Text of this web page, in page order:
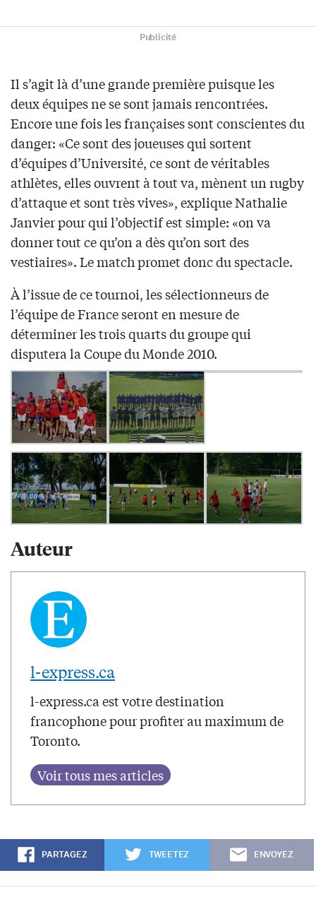
Publicité
Il s’agit là d’une grande première puisque les
deux équipes ne se sont jamais rencontrées.
Encore une fois les françaises sont conscientes du
danger: «Ce sont des joueuses qui sortent
d’équipes d’Université, ce sont de véritables
athlètes, elles ouvrent à tout va, mènent un rugby
d’attaque et sont très vives», explique Nathalie
Janvier pour qui l’objectif est simple: «on va
donner tout ce qu’on a dès qu’on sort des
vestiaires». Le match promet donc du spectacle.
À l’issue de ce tournoi, les sélectionneurs de
l’équipe de France seront en mesure de
déterminer les trois quarts du groupe qui
disputera la Coupe du Monde 2010.
Auteur
l-express.ca
l-express.ca est votre destination
francophone pour profiter au maximum de
Toronto.
PARTAGEZ TWEETEZ ENVOYEZ